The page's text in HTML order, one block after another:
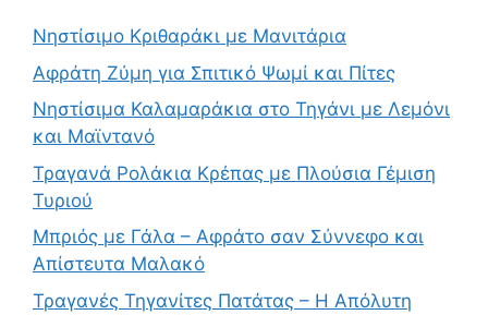
Νηστίσιμο Κριθαράκι με Μανιτάρια
Αφράτη Ζύμη για Σπιτικό Ψωμί και Πίτες
Νηστίσιμα Καλαμαράκια στο Τηγάνι με Λεμόνι
και Μαϊντανό
Τραγανά Ρολάκια Κρέπας με Πλούσια Γέμιση
Τυριού
Μπριός με Γάλα – Αφράτο σαν Σύννεφο και
Απίστευτα Μαλακό
Τραγανές Τηγανίτες Πατάτας – Η Απόλυτη